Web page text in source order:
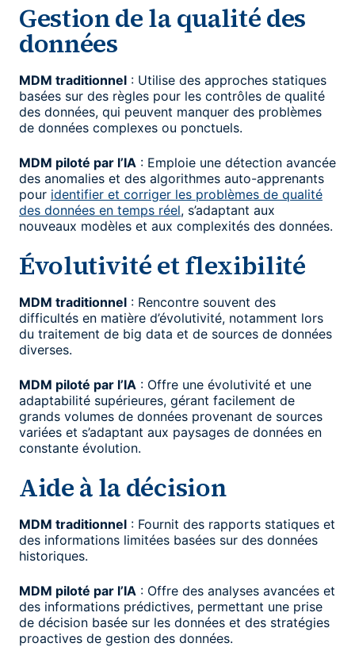
Gestion de la qualité des
données
MDM traditionnel : Utilise des approches statiques
basées sur des règles pour les contrôles de qualité
des données, qui peuvent manquer des problèmes
de données complexes ou ponctuels.
MDM piloté par l’IA : Emploie une détection avancée
des anomalies et des algorithmes auto-apprenants
pour identifier et corriger les problèmes de qualité
des données en temps réel, s’adaptant aux
nouveaux modèles et aux complexités des données.
Évolutivité et flexibilité
MDM traditionnel : Rencontre souvent des
difficultés en matière d’évolutivité, notamment lors
du traitement de big data et de sources de données
diverses.
MDM piloté par l’IA : Offre une évolutivité et une
adaptabilité supérieures, gérant facilement de
grands volumes de données provenant de sources
variées et s’adaptant aux paysages de données en
constante évolution.
Aide à la décision
MDM traditionnel : Fournit des rapports statiques et
des informations limitées basées sur des données
historiques.
MDM piloté par l’IA : Offre des analyses avancées et
des informations prédictives, permettant une prise
de décision basée sur les données et des stratégies
proactives de gestion des données.